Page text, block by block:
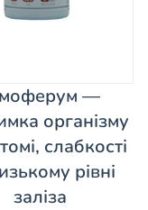
—
організму
слабкості
рівні
заліза